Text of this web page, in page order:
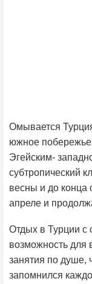
Омывается
южное
Эгейским-
субтропический
весны и до конца
апреле и
Отдых в Турции с
возможность для
занятия по душе,
запомнился